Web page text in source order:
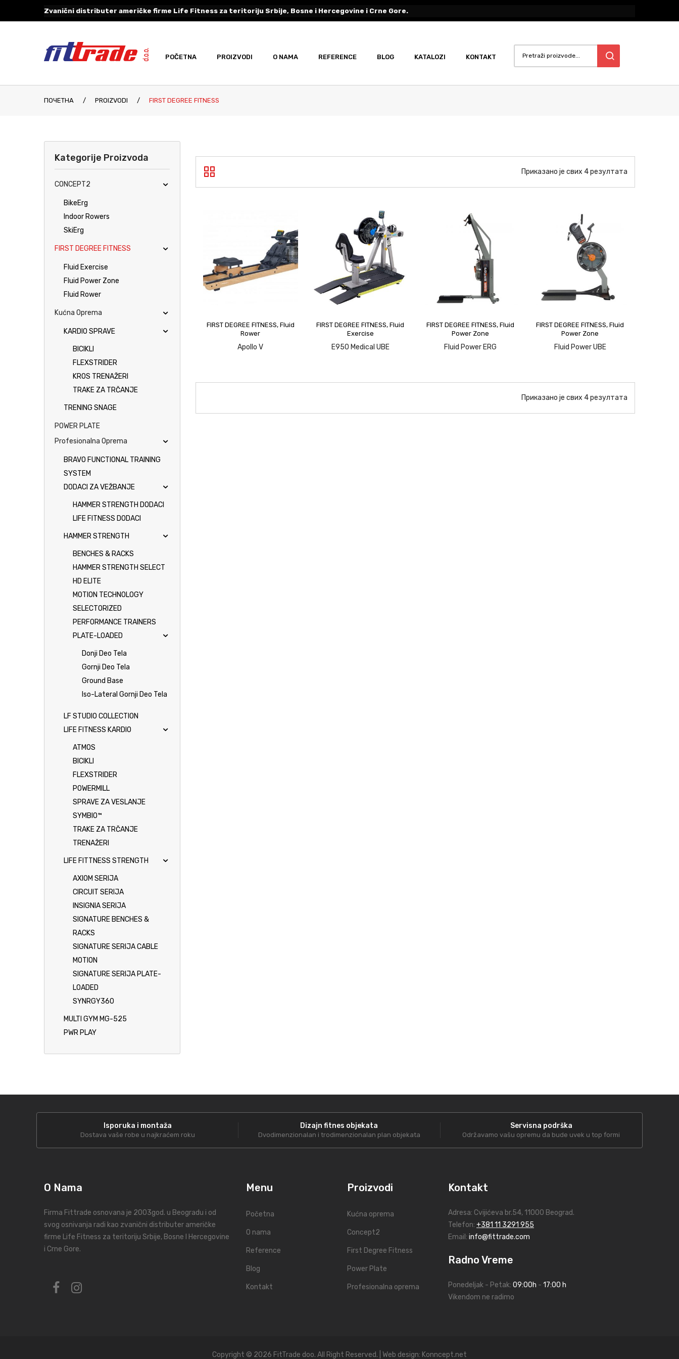
Zvanični distributer američke firme Life Fitness za teritoriju Srbije, Bosne i Hercegovine i Crne Gore.
POČETNA PROIZVODI O NAMA REFERENCE BLOG KATALOZI KONTAKT
ПОЧЕТНА / PROIZVODI / FIRST DEGREE FITNESS
Kategorije Proizvoda
CONCEPT2
BikeErg
Indoor Rowers
SkiErg
FIRST DEGREE FITNESS
Fluid Exercise
Fluid Power Zone
Fluid Rower
Kućna Oprema
KARDIO SPRAVE
BICIKLI
FLEXSTRIDER
KROS TRENAŽERI
TRAKE ZA TRČANJE
TRENING SNAGE
POWER PLATE
Profesionalna Oprema
BRAVO FUNCTIONAL TRAINING
SYSTEM
DODACI ZA VEŽBANJE
HAMMER STRENGTH DODACI
LIFE FITNESS DODACI
HAMMER STRENGTH
BENCHES & RACKS
HAMMER STRENGTH SELECT
HD ELITE
MOTION TECHNOLOGY
SELECTORIZED
PERFORMANCE TRAINERS
PLATE-LOADED
Donji Deo Tela
Gornji Deo Tela
Ground Base
Iso-Lateral Gornji Deo Tela
LF STUDIO COLLECTION
LIFE FITNESS KARDIO
ATMOS
BICIKLI
FLEXSTRIDER
POWERMILL
SPRAVE ZA VESLANJE
SYMBIO™
TRAKE ZA TRČANJE
TRENAŽERI
LIFE FITTNESS STRENGTH
AXIOM SERIJA
CIRCUIT SERIJA
INSIGNIA SERIJA
SIGNATURE BENCHES &
RACKS
SIGNATURE SERIJA CABLE
MOTION
SIGNATURE SERIJA PLATE-
LOADED
SYNRGY360
MULTI GYM MG-525
PWR PLAY
Приказано је свих 4 резултата
FIRST DEGREE FITNESS, Fluid
Rower
Apollo V
FIRST DEGREE FITNESS,Fluid
Exercise
E950 Medical UBE
FIRST DEGREE FITNESS, Fluid
Power Zone
Fluid Power ERG
FIRST DEGREE FITNESS,Fluid
Power Zone
Fluid Power UBE
Приказано је свих 4 резултата
Isporuka i montaža
Dostava vaše robe u najkraćem roku
Dizajn fitnes objekata
Dvodimenzionalan i trodimenzionalan plan objekata
Servisna podrška
Održavamo vašu opremu da bude uvek u top formi
O Nama
Firma Fittrade osnovana je 2003god. u Beogradu i od
svog osnivanja radi kao zvanični distributer američke
firme Life Fitness za teritoriju Srbije, Bosne I Hercegovine
i Crne Gore.
Menu
Početna
O nama
Reference
Blog
Kontakt
Proizvodi
Kućna oprema
Concept2
First Degree Fitness
Power Plate
Profesionalna oprema
Kontakt
Adresa: Cvijićeva br.54, 11000 Beograd.
Telefon: +381 11 3291 955
Email: info@fittrade.com
Radno Vreme
Ponedeljak - Petak: 09:00h - 17:00 h
Vikendom ne radimo
Copyright © 2026 FitTrade doo. All Right Reserved. | Web design: Konncept.net